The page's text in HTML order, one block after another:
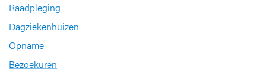
Raadpleging
Dagziekenhuizen
Opname
Bezoekuren